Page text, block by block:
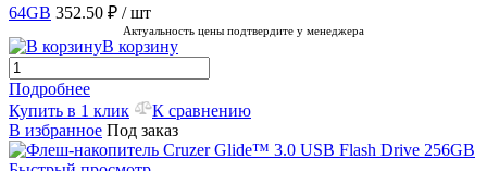
64GB 352.50 ₽ / шт
Актуальность цены подтвердите у менеджера
В корзину
Подробнее
Купить в 1 клик
К сравнению
В избранное Под заказ